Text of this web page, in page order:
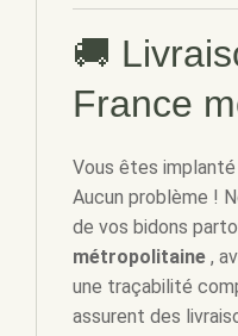
🚚
France
Vous êtes
Aucun problème !
de vos bidons
métropolitaine ,
une traçabilité
assurent des